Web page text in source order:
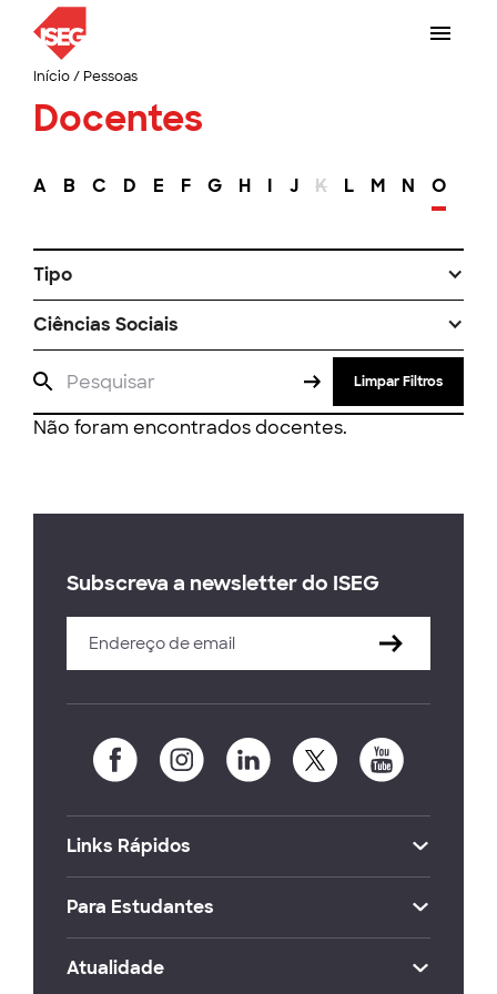
Início/ Pessoas
Docentes
A B C D E F G H I J K L M N O
Tipo
Ciências Sociais
Limpar Filtros
Não foram encontrados docentes.
Subscreva a newsletter do ISEG
Links Rápidos
Para Estudantes
Atualidade